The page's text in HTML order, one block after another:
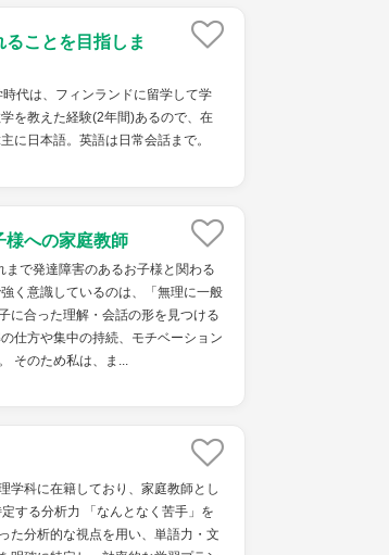
ことを目指しま
代は、フィンランドに留学して学
を教えた経験(2年間)あるので、在
に日本語。英語は日常会話まで。
様への家庭教師
まで発達障害のあるお子様と関わる
く意識しているのは、「無理に一般
に合った理解・会話の形を見つける
仕方や集中の持続、モチベーション
そのため私は、ま...
学科に在籍しており、家庭教師とし
する分析力 「なんとなく苦手」を
た分析的な視点を用い、単語力・文